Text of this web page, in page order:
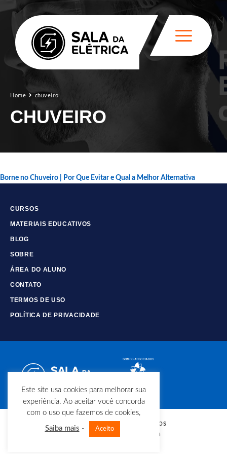
Home chuveiro
CHUVEIRO
Borne no Chuveiro | Por Que Evitar e Qual a Melhor Alternativa
CURSOS
MATERIAIS EDUCATIVOS
BLOG
SOBRE
ÁREA DO ALUNO
CONTATO
TERMOS DE USO
POLÍTICA DE PRIVACIDADE
© Copyright - Todos os direitos
reservados - Sala da Elétrica
Este site usa cookies para melhorar sua
experiência. Ao aceitar você concorda
com o uso que fazemos de cookies,
Saiba mais - Aceito